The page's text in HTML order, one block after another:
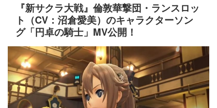
『新サクラ大戦』倫敦華撃団・ランスロッ
ト（CV：沼倉愛美）のキャラクターソン
グ「円卓の騎士」MV公開！